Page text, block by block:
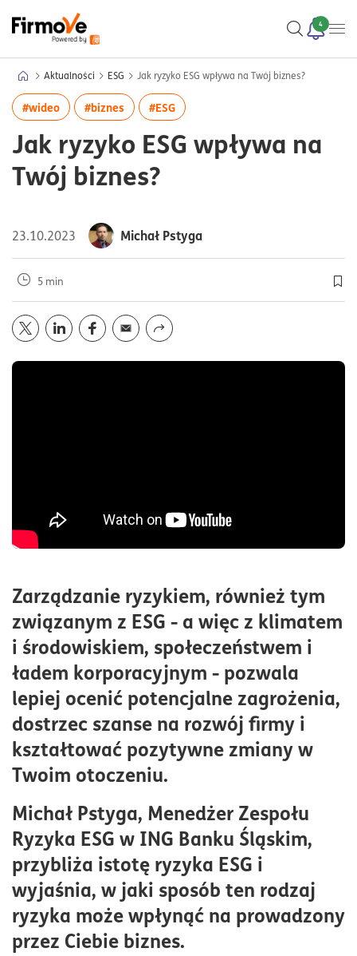
4
Aktualności ESG Jak ryzyko ESG wpływa na Twój biznes?
#wideowięcej artykułów z tagiem:#wideo
#bizneswięcej artykułów z tagiem:#biznes
#ESGwięcej artykułów z tagiem:#ESG
Jak ryzyko ESG wpływa na
Twój biznes?
23.10.2023 Michał Pstyga
Opublikuj artykuł na portalutwitter
Opublikuj artykuł na portalu
Opublikuj artykuł na portalu
Wyślij przez
Udostępnij z funkcją systemu
5 min
Zarządzanie ryzykiem, również tym
związanym z ESG - a więc z klimatem
i środowiskiem, społeczeństwem i
ładem korporacyjnym - pozwala
lepiej ocenić potencjalne zagrożenia,
dostrzec szanse na rozwój firmy i
kształtować pozytywne zmiany w
Twoim otoczeniu.
Michał Pstyga, Menedżer Zespołu
Ryzyka ESG w ING Banku Śląskim,
przybliża istotę ryzyka ESG i
wyjaśnia, w jaki sposób ten rodzaj
ryzyka może wpłynąć na prowadzony
przez Ciebie biznes.